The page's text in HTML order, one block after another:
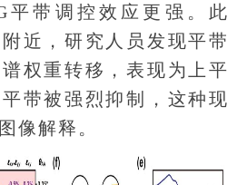
平带调控效应更强。此
近，研究人员发现平带
权重转移，表现为上平
带被强烈抑制，这种现
像解释。